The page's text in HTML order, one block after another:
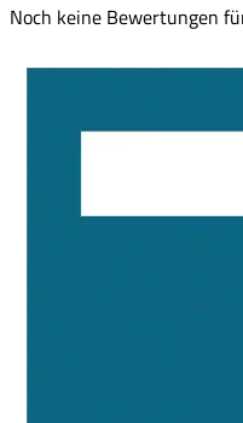
Noch keine Bewertungen